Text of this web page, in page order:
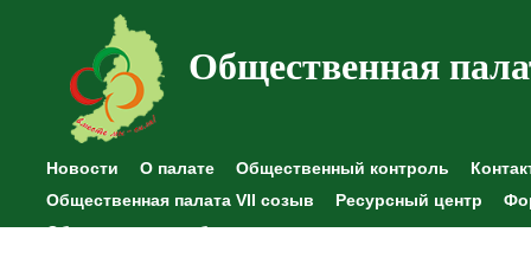
Общественная
Новости О палате Общественный контроль
Общественная палата VII созыв
Ресурсный центр
Общественные наблюдения